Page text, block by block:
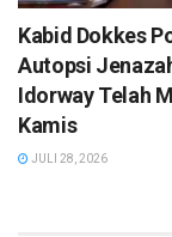
Kabid Dokkes
Autopsi
Idorway Telah
Kamis
JULI 28, 2026